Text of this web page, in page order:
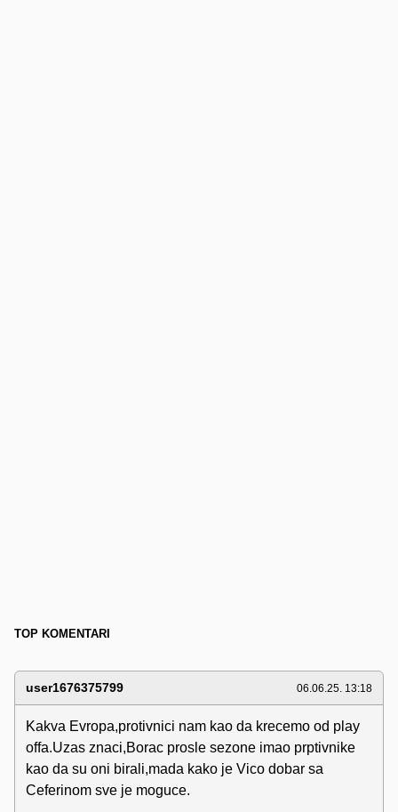
TOP KOMENTARI
user1676375799 06.06.25. 13:18
Kakva Evropa,protivnici nam kao da krecemo od play
offa.Uzas znaci,Borac prosle sezone imao prptivnike
kao da su oni birali,mada kako je Vico dobar sa
Ceferinom sve je moguce.